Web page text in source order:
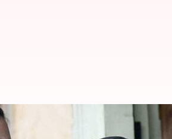
செவிலியர்கள்